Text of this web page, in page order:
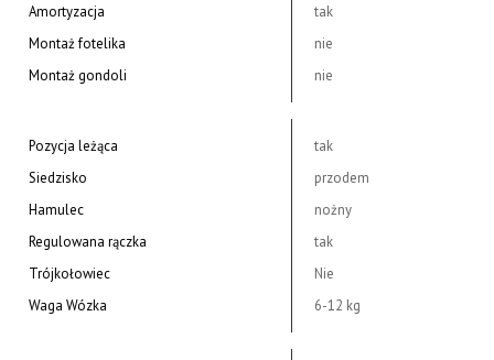
Amortyzacja
tak
Montaż fotelika
nie
Montaż gondoli
nie
Pozycja leżąca
tak
Siedzisko
przodem
Hamulec
nożny
Regulowana rączka
tak
Trójkołowiec
Nie
Waga Wózka
6-12 kg